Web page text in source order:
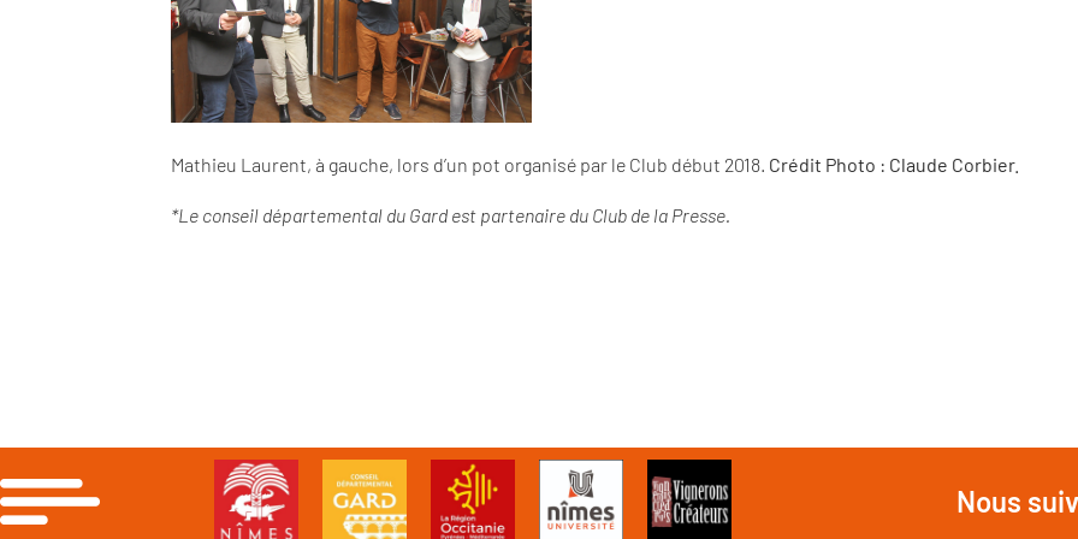
Mathieu Laurent, à gauche, lors d’un pot organisé par le Club début 2018. Crédit Photo : Claude Corbier.
*Le conseil départemental du Gard est partenaire du Club de la Presse.
Nous